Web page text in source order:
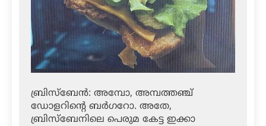
ബ്രിസ്‌ബേന്‍: അമ്പോ, അമ്പത്തഞ്ച്
ഡോളറിന്റെ ബര്‍ഗറോ. അതേ,
ബ്രിസ്‌ബേനിലെ പെരുമ കേട്ട ഇക്കാ